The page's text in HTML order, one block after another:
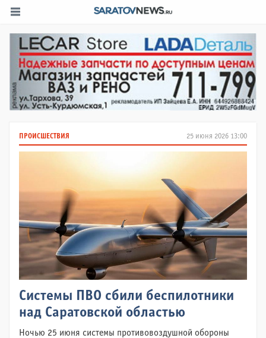
25 июня 2026 13:00
ПРОИСШЕСТВИЯ
Системы ПВО сбили беспилотники
над Саратовской областью
Ночью 25 июня системы противовоздушной обороны